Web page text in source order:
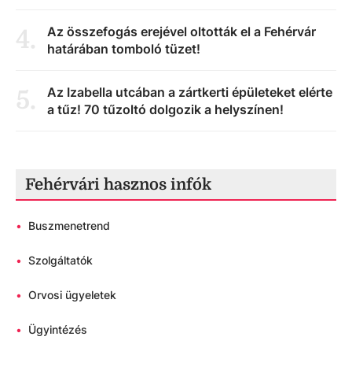
4.
Az összefogás erejével oltották el a Fehérvár
határában tomboló tüzet!
5.
Az Izabella utcában a zártkerti épületeket elérte
a tűz! 70 tűzoltó dolgozik a helyszínen!
Fehérvári hasznos infók
• Buszmenetrend
• Szolgáltatók
• Orvosi ügyeletek
• Ügyintézés